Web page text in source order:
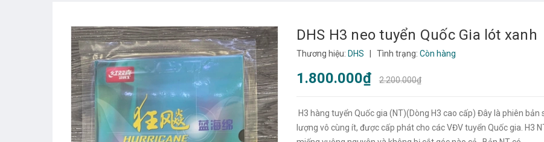
DHS H3 neo tuyển Quốc Gia lót xanh
Thương hiệu: DHS Tình trạng: Còn hàng
1.800.000₫ 2.200.000₫
H3 hàng tuyển Quốc gia (NT)(Dòng H3 cao cấp) Đây là phiên bản
lượng vô cùng ít, được cấp phát cho các VĐV tuyển Quốc gia. H3